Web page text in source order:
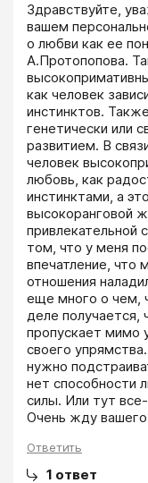
Здравствуйте,
вашем
о любви как ее
А.Протопопова.
как человек
инстинктов.
генетически или
развитием. В
человек
любовь, как
инстинктами, а
высокоранговой
привлекательной
том, что у меня
впечатление,
отношения
еще много о чем,
деле
пропускает мимо
своего
нужно
нет способности
силы. Или тут
Очень жду вашего
Ответить
1 ответ